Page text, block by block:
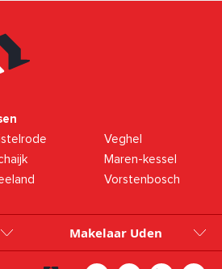
Veghel
Maren-kessel
Vorstenbosch
Makelaar Uden